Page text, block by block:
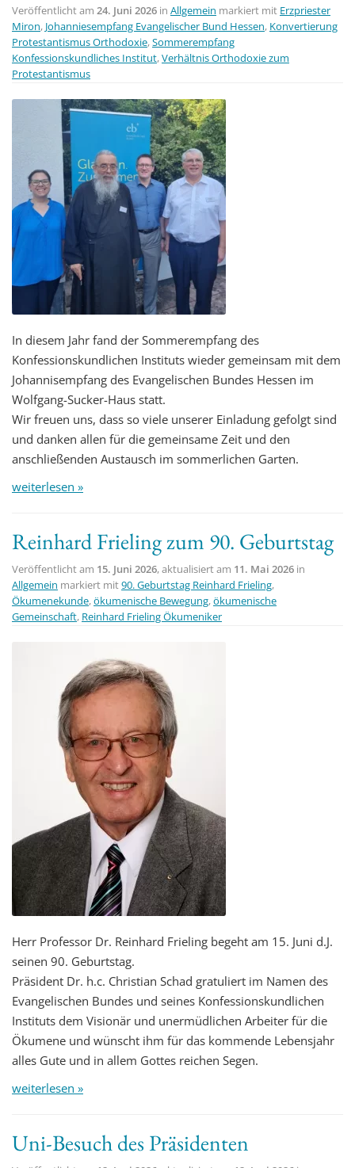
Veröffentlicht am 24. Juni 2026 in Allgemein markiert mit Erzpriester
Miron, Johanniesempfang Evangelischer Bund Hessen, Konvertierung
Protestantismus Orthodoxie,Sommerempfang
Konfessionskundliches Institut,Verhältnis Orthodoxie zum
Protestantismus
In diesem Jahr fand der Sommerempfang des
Konfessionskundlichen Instituts wieder gemeinsam mit dem
Johannisempfang des Evangelischen Bundes Hessen im
Wolfgang-Sucker-Haus statt.
Wir freuen uns, dass so viele unserer Einladung gefolgt sind
und danken allen für die gemeinsame Zeit und den
anschließenden Austausch im sommerlichen Garten.
weiterlesen »
Reinhard Frieling zum 90. Geburtstag
Veröffentlicht am 15. Juni 2026, aktualisiert am 11. Mai 2026 in
Allgemein markiert mit90. Geburtstag Reinhard Frieling,
Ökumenekunde,ökumenische Bewegung,ökumenische
Gemeinschaft, Reinhard Frieling Ökumeniker
Herr Professor Dr. Reinhard Frieling begeht am 15. Juni d.J.
seinen 90. Geburtstag.
Präsident Dr. h.c. Christian Schad gratuliert im Namen des
Evangelischen Bundes und seines Konfessionskundlichen
Instituts dem Visionär und unermüdlichen Arbeiter für die
Ökumene und wünscht ihm für das kommende Lebensjahr
alles Gute und in allem Gottes reichen Segen.
weiterlesen »
Uni-Besuch des Präsidenten